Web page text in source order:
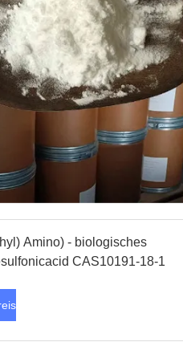
Amino) - biologisches
CAS10191-18-1